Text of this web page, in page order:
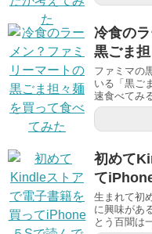
冷食の
黒ごま
ファミマの
いる「黒ご
速食べてみ
初めて
て
生まれて初
に興味があ
とう百聞は